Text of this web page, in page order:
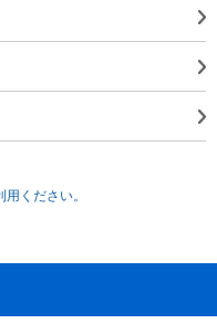
ください。